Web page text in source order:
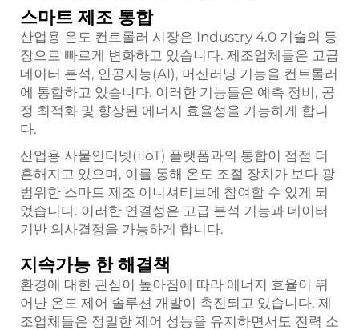
스마트 제조 통합
산업용 온도 컨트롤러 시장은 Industry 4.0 기술의 등
장으로 빠르게 변화하고 있습니다. 제조업체들은 고급
데이터 분석, 인공지능(AI), 머신러닝 기능을 컨트롤러
에 통합하고 있습니다. 이러한 기능들은 예측 정비, 공
정 최적화 및 향상된 에너지 효율성을 가능하게 합니
다.
산업용 사물인터넷(IIoT) 플랫폼과의 통합이 점점 더
흔해지고 있으며, 이를 통해 온도 조절 장치가 보다 광
범위한 스마트 제조 이니셔티브에 참여할 수 있게 되
었습니다. 이러한 연결성은 고급 분석 기능과 데이터
기반 의사결정을 가능하게 합니다.
지속가능 한 해결책
환경에 대한 관심이 높아짐에 따라 에너지 효율이 뛰
어난 온도 제어 솔루션 개발이 촉진되고 있습니다. 제
조업체들은 정밀한 제어 성능을 유지하면서도 전력 소